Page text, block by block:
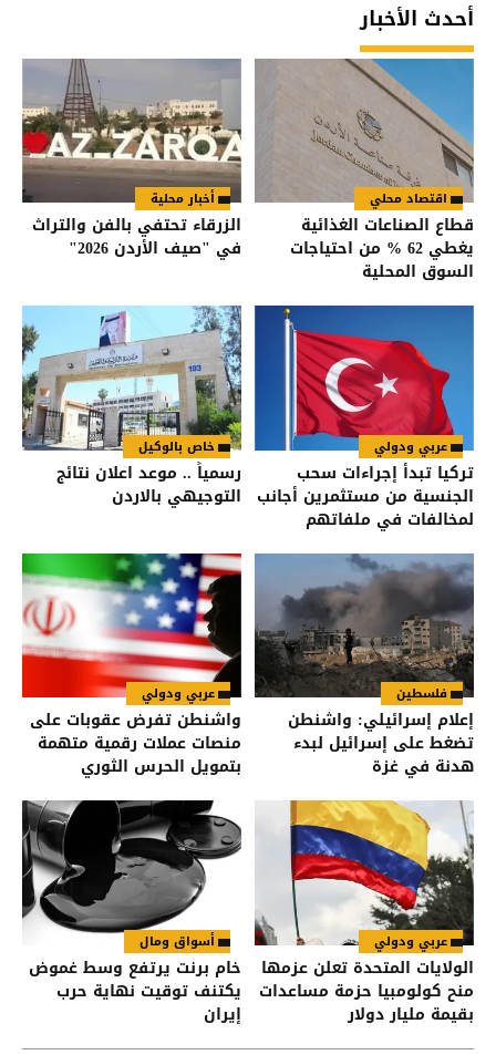
أحدث الأخبار
اقتصاد محلي
قطاع الصناعات الغذائية
يغطي 62 % من احتياجات
السوق المحلية
أخبار محلية
الزرقاء تحتفي بالفن والتراث
في "صيف الأردن 2026"
عربي ودولي
تركيا تبدأ إجراءات سحب
الجنسية من مستثمرين أجانب
لمخالفات في ملفاتهم
خاص بالوكيل
رسمياً .. موعد اعلان نتائج
التوجيهي بالاردن
فلسطين
إعلام إسرائيلي: واشنطن
تضغط على إسرائيل لبدء
هدنة في غزة
عربي ودولي
واشنطن تفرض عقوبات على
منصات عملات رقمية متهمة
بتمويل الحرس الثوري
عربي ودولي
الولايات المتحدة تعلن عزمها
منح كولومبيا حزمة مساعدات
بقيمة مليار دولار
أسواق ومال
خام برنت يرتفع وسط غموض
يكتنف توقيت نهاية حرب
إيران